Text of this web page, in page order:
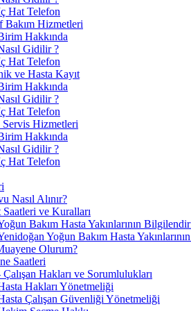
Hat Telefon
Bakım Hizmetleri
Hakkında
Gidilir ?
Hat Telefon
ve Hasta Kayıt
Hakkında
Gidilir ?
Hat Telefon
Servis Hizmetleri
Hakkında
Gidilir ?
Hat Telefon
Nasıl Alınır?
Saatleri ve Kuralları
Bakım Hasta Yakınlarının
Yoğun Bakım Hasta
Olurum?
Saatleri
Çalışan Hakları ve Sorumlulukları
Hakları Yönetmeliği
Çalışan Güvenliği Yönetmeliği